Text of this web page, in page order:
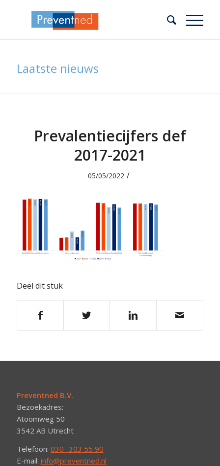
Laatste nieuws
Prevalentiecijfers def
2017-2021
05/05/2022 /
Deel dit stuk
Preventned B.V.
Bezoekadres:
Atoomweg 50
3542 AB Utrecht
Telefoon: 030 -303 55 90
E-mail: info@preventned.nl